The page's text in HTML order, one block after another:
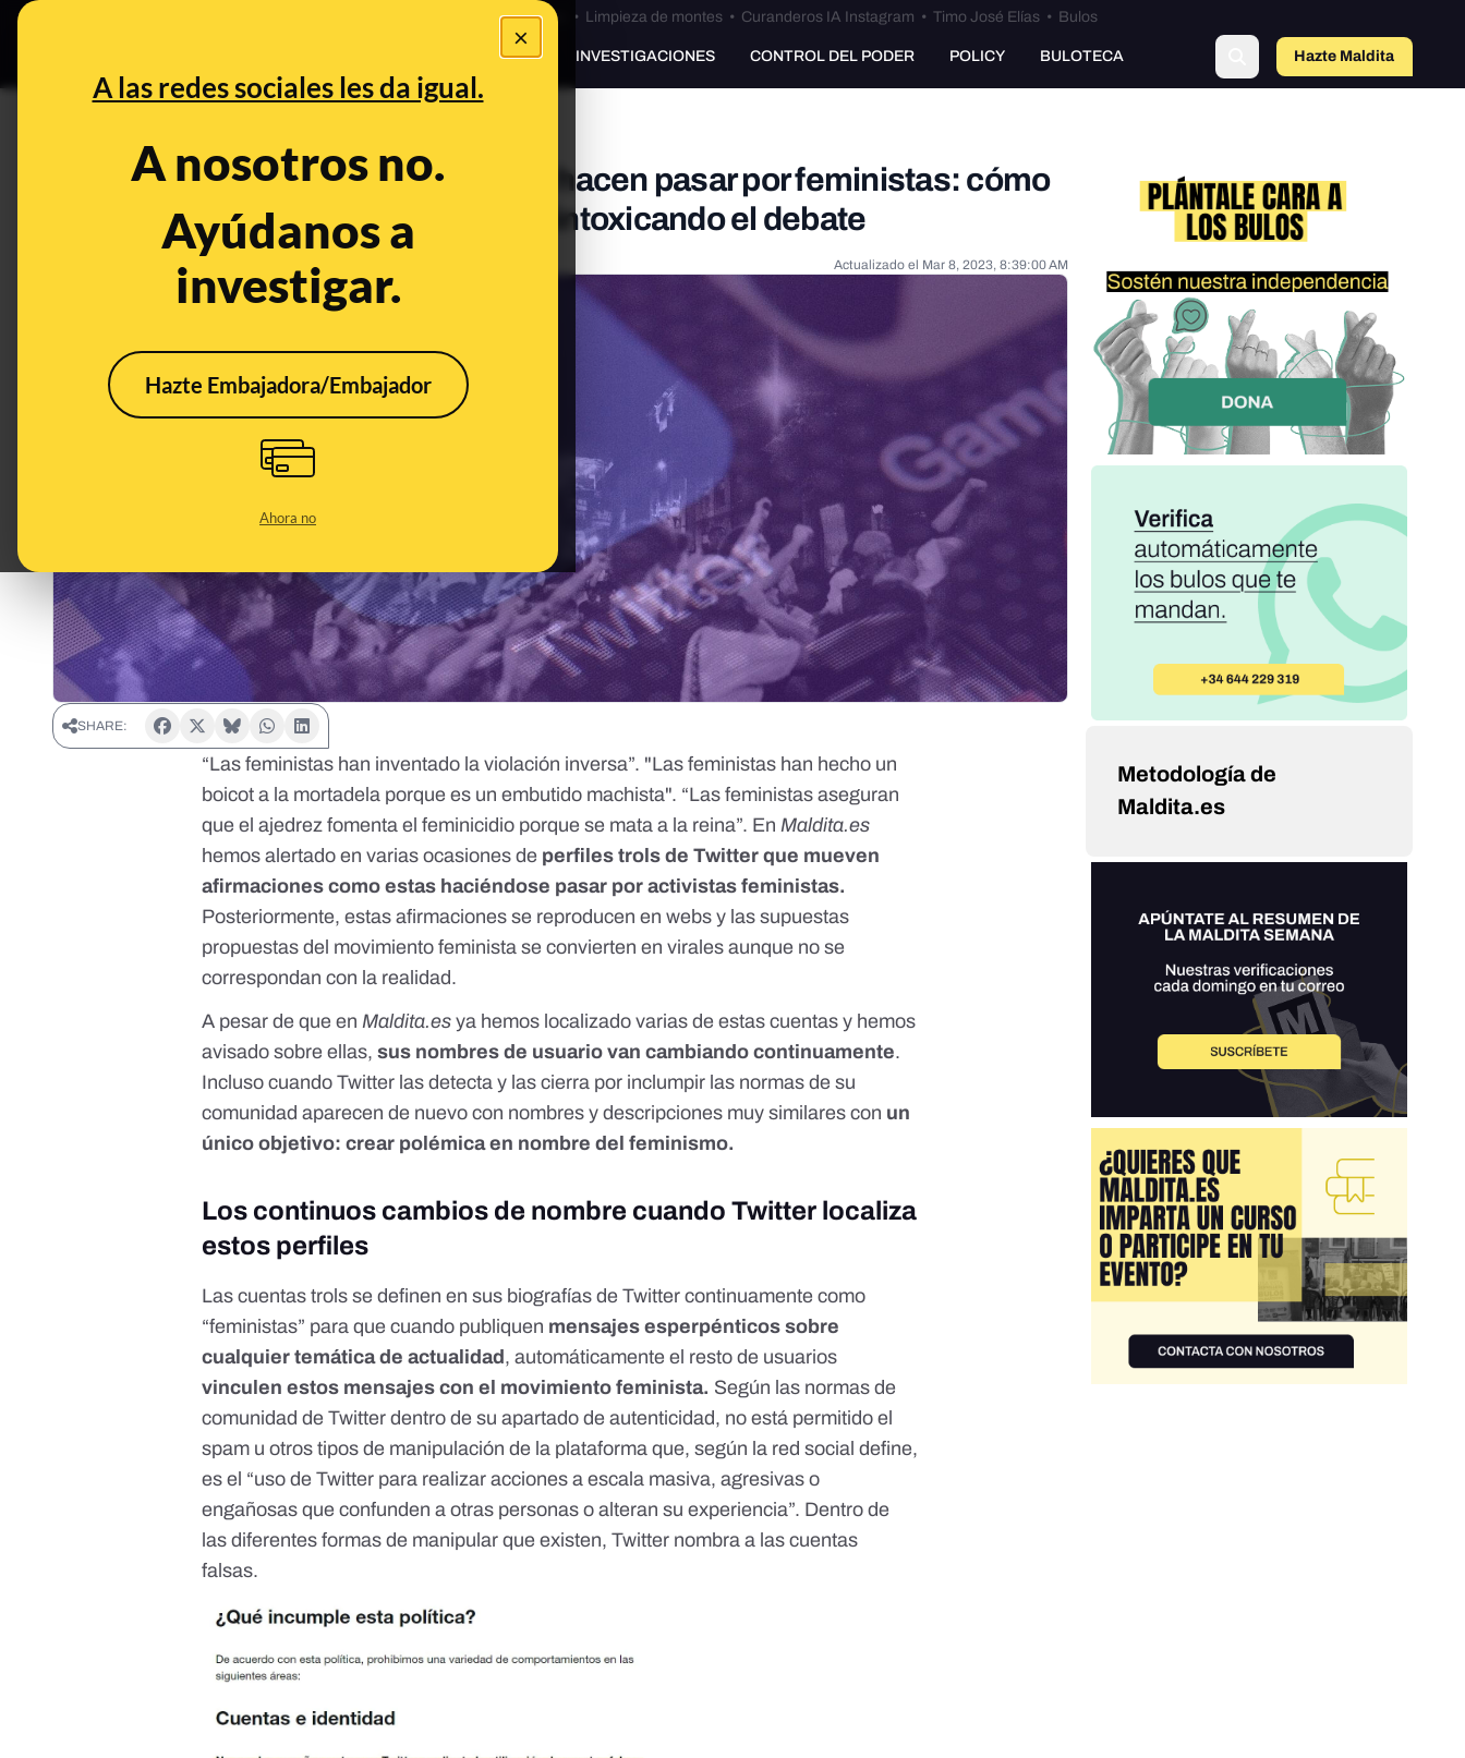
×
A las redes sociales les da igual.
A nosotros no.
Ayúdanos a
investigar.
Hazte Embajadora/Embajador
Ahora no
Bulos Ceuta • Limpieza de montes• Curanderos IA Instagram • Timo José Elías• Bulos
PREBUNKING INVESTIGACIONES CONTROL DEL PODER POLICY BULOTECA Hazte Maldito
Los perfiles trols de Twitter que se hacen pasar por feministas: cómo
cambian sus nombres para seguir intoxicando el debate
Jan 27, 2022, 8:55:22 AM Actualizado el Mar 8, 2023, 8:39:00 AM
SHARE:
“Las feministas han inventado la violación inversa”. "Las feministas han hecho un
boicot a la mortadela porque es un embutido machista". “Las feministas aseguran
que el ajedrez fomenta el feminicidio porque se mata a la reina”. EnMaldita.es
hemos alertado en varias ocasiones de perfiles trols de Twitter que mueven
afirmaciones como estas haciéndose pasar por activistas feministas.
Posteriormente, estas afirmaciones se reproducen en webs y las supuestas
propuestas del movimiento feminista se convierten en virales aunque no se
correspondan con la realidad.
A pesar de que enMaldita.es ya hemos localizado varias de estas cuentas y hemos
avisado sobre ellas,sus nombres de usuario van cambiando continuamente.
Incluso cuando Twitter las detecta y las cierra por inclumpir las normas de su
comunidad aparecen de nuevo con nombres y descripciones muy similares con un
único objetivo: crear polémica en nombre del feminismo.
Los continuos cambios de nombre cuando Twitter localiza
estos perfiles
Las cuentas trols se definen en sus biografías de Twitter continuamente como
“feministas” para que cuando publiquen mensajes esperpénticos sobre
cualquier temática de actualidad , automáticamente el resto de usuarios
vinculen estos mensajes con el movimiento feminista. Según las normas de
comunidad de Twitter dentro de su apartado de autenticidad, no está permitido el
spam u otros tipos de manipulación de la plataforma que, según la red social define,
es el “uso de Twitter para realizar acciones a escala masiva, agresivas o
engañosas que confunden a otras personas o alteran su experiencia”. Dentro de
las diferentes formas de manipular que existen, Twitter nombra a las cuentas
falsas.
Metodología de
Maldita.es